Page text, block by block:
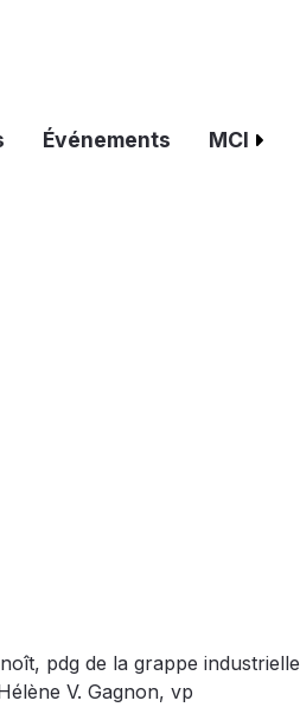
Événements MCI
pdg de la grappe industrielle
V. Gagnon, vp